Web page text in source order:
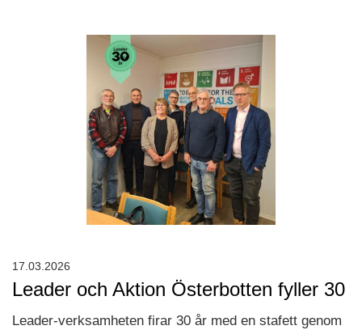
Leader och Aktion Österbotten fyller 30
Leader-verksamheten firar 30 år med en stafett genom
17.03.2026